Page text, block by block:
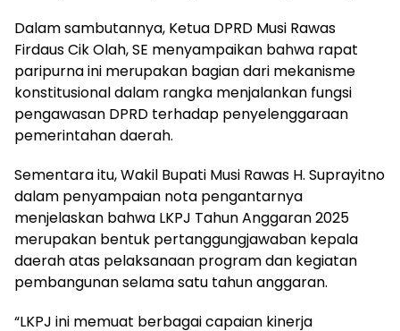
Dalam sambutannya, Ketua DPRD Musi Rawas
Firdaus Cik Olah, SE menyampaikan bahwa rapat
paripurna ini merupakan bagian dari mekanisme
konstitusional dalam rangka menjalankan fungsi
pengawasan DPRD terhadap penyelenggaraan
pemerintahan daerah.
Sementara itu, Wakil Bupati Musi Rawas H. Suprayitno
dalam penyampaian nota pengantarnya
menjelaskan bahwa LKPJ Tahun Anggaran 2025
merupakan bentuk pertanggungjawaban kepala
daerah atas pelaksanaan program dan kegiatan
pembangunan selama satu tahun anggaran.
“LKPJ ini memuat berbagai capaian kinerja